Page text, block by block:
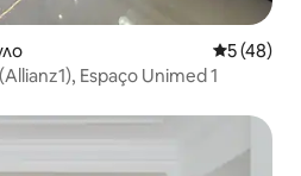
Средна
5 (48)
Espaço Unimed 1